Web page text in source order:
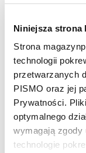
Niniejsza strona
Strona
technologii
przetwarzanych
PISMO oraz jej
Prywatności.
optymalnego
wymagają zgody
technologie
Wraz z
wprost
i ludzkiej
woli”,
lenistwo.
bywa obroną
panuje tyrania